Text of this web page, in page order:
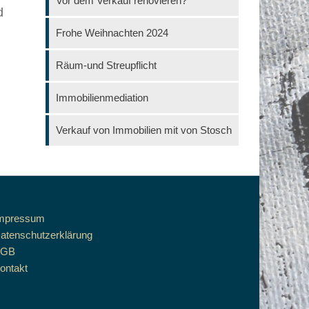
Frohe Weihnachten 2024
Räum-und Streupflicht
Immobilienmediation
Verkauf von Immobilien mit von Stosch